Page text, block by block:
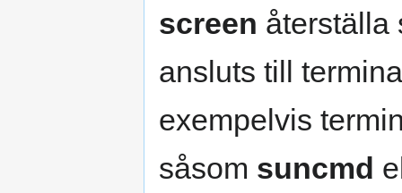
screen återställa
ansluts till
exempelvis
såsom suncmd